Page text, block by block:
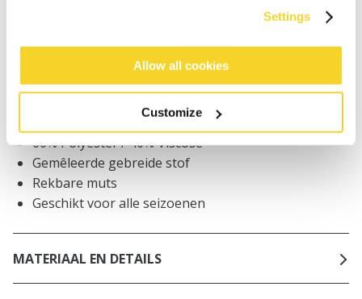
Settings
Allow all cookies
Customize
BESCHRIJVING
60% Polyester / 40% Viscose
Gemêleerde gebreide stof
Rekbare muts
Geschikt voor alle seizoenen
MATERIAAL EN DETAILS